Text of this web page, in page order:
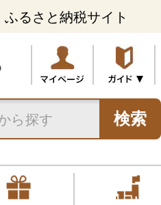
るさと納税サイト
検索